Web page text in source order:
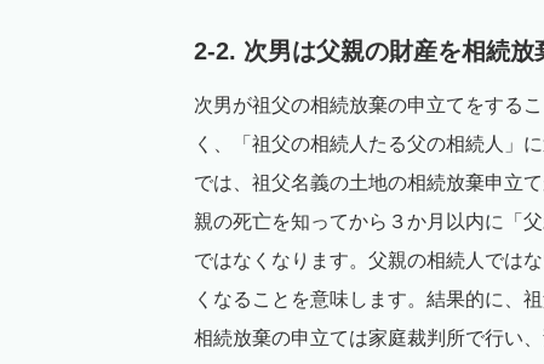
2-2. 次男は父親の財産を相続放
次男が祖父の相続放棄の申立てをする
く、「祖父の相続人たる父の相続人」
では、祖父名義の土地の相続放棄申立
親の死亡を知ってから３か月以内に「
ではなくなります。父親の相続人では
くなることを意味します。結果的に、
相続放棄の申立ては家庭裁判所で行い